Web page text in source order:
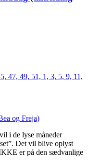
47, 49, 51, 1, 3, 5, 9, 11,
og Freja)
i de lyse måneder
Det vil blive oplyst
er på den sædvanlige